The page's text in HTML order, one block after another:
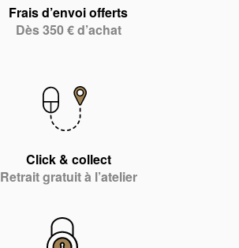
Frais d’envoi offerts
Dès 350 € d’achat
Click & collect
Retrait gratuit à l’atelier